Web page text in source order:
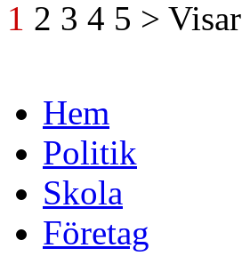
1 2 3 4 5 > Visar
Hem
Politik
Skola
Företag